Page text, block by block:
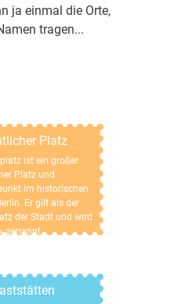
ja einmal die Orte,
tragen...
Platz
ist ein großer
Platz und
im historischen
Er gilt als der
der Stadt und wird
genannt.